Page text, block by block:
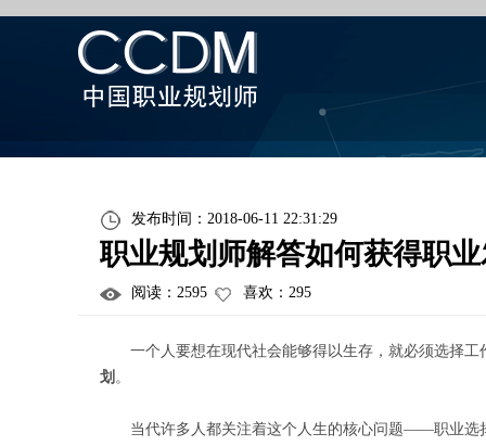
发布时间：2018-06-11 22:31:29
职业规划师解答如何获得职
阅读： 2595 喜欢： 295
一个人要想在现代社会能够得以生存，就必须选择工
划 。
当代许多人都关注着这个人生的核心问题——职业选择